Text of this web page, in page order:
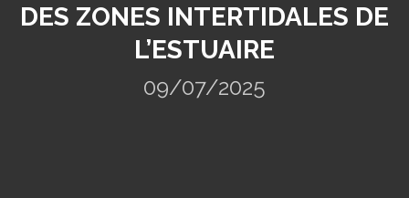
DES ZONES INTERTIDALES DE
L’ESTUAIRE
09/07/2025